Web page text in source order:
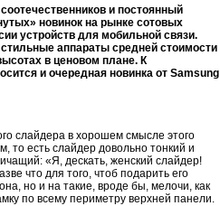
и постоянный
новинок на рынке сотовых
устройств для мобильной связи.
аппараты средней стоимости
в ценовом плане. К
и очередная новинка от Samsung
слайдера в хорошем смысле этого
то есть слайдер довольно тонкий и
«Я, дескать, женский слайдер!
что для того, чтоб подарить его
но и на такие, вроде бы, мелочи, как
по всему периметру верхней панели.